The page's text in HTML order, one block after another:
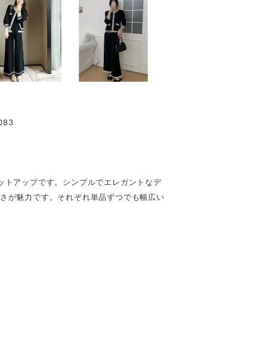
アップです。シンプルでエレガントなデ
が魅力です。それぞれ単品ずつでも幅広い